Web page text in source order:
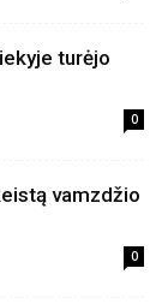
turėjo
0
vamzdžio
0